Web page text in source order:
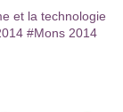
et la technologie
#Mons 2014